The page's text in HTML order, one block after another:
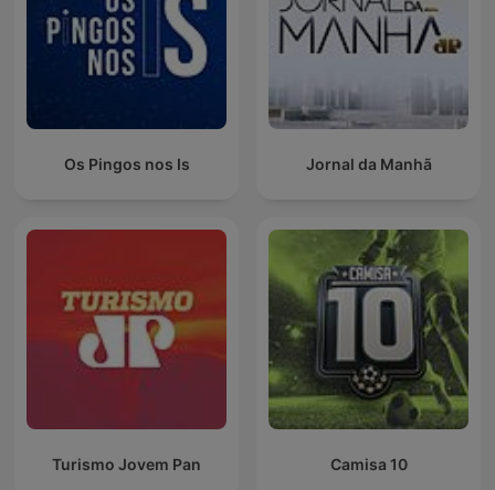
Os Pingos nos Is Jornal da Manhã
Turismo Jovem Pan Camisa 10